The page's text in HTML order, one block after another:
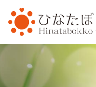
HOME
介護福祉事業
ひなたぼっこ(借宿町)
ひなたぼっこ(中川町)
ひなた庵(⼩俣町)
さんぽ道(⼭下町)
ひなたの広場(五⼗部町)